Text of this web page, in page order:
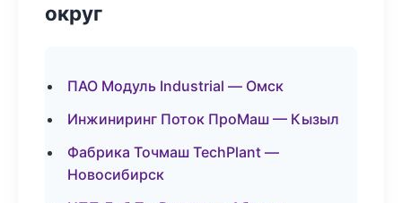
округ
ПАО Модуль Industrial — Омск
Инжиниринг Поток ПроМаш — Кызыл
Фабрика Точмаш TechPlant —
Новосибирск